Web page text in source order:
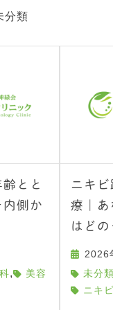
分類
とと
内側か
, 美容
ニキ
療｜あ
はど
2026
未分
ニキ